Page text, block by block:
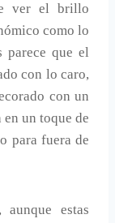
ver el brillo
como lo
parece que el
con lo caro,
con un
un toque de
para fuera de
estas